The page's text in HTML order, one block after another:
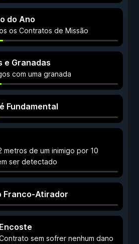
do Ano
os Contratos de Missão
e Granadas
com uma granada
Fundamental
metros de um inimigo por 10
ser detectado
Franco-Atirador
sem sofrer nenhum dano